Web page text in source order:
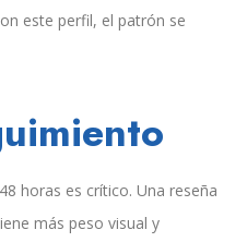
este perfil, el patrón se
horas es crítico. Una reseña
más peso visual y